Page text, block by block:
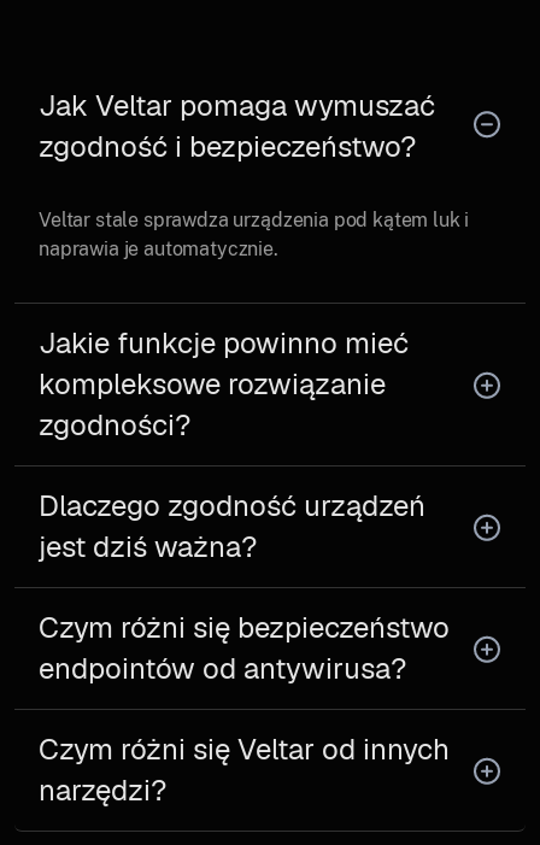
Jak Veltar pomaga wymuszać
zgodność i bezpieczeństwo?
Veltar stale sprawdza urządzenia pod kątem luk i
naprawia je automatycznie.
Jakie funkcje powinno mieć
kompleksowe rozwiązanie
zgodności?
Dlaczego zgodność urządzeń
jest dziś ważna?
Czym różni się bezpieczeństwo
endpointów od antywirusa?
Czym różni się Veltar od innych
narzędzi?